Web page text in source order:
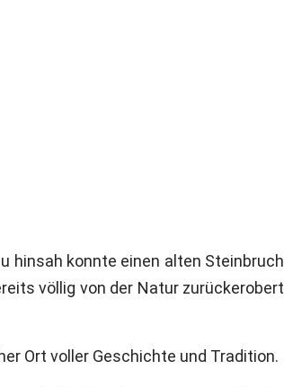
hinsah konnte einen alten Steinbruch
völlig von der Natur zurückerobert
Ort voller Geschichte und Tradition.